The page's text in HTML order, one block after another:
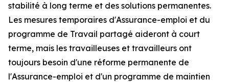
stabilité à long terme et des solutions permanentes.
Les mesures temporaires d'Assurance-emploi et du
programme de Travail partagé aideront à court
terme, mais les travailleuses et travailleurs ont
toujours besoin d'une réforme permanente de
l'Assurance-emploi et d'un programme de maintien